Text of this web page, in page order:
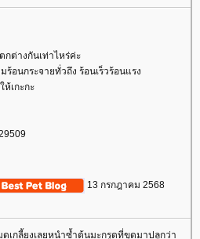
ต่างกันเท่าไหร่ค่ะ
อนกระจายทั่วถึง ร้อนเร็วร้อนแรง
เกะกะ
13 กรกฎาคม 2568
เกลี้ยงเลยหนำซ้ำต้นมะกรูดที่ขุดมาปลูกว่า